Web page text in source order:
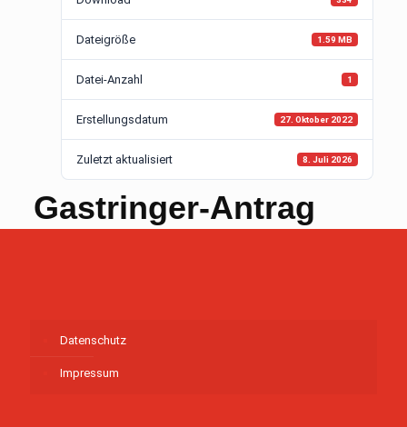
Dateigröße 1.59 MB
Datei-Anzahl 1
Erstellungsdatum 27. Oktober 2022
Zuletzt aktualisiert 8. Juli 2026
Gastringer-Antrag
Datenschutz
Impressum